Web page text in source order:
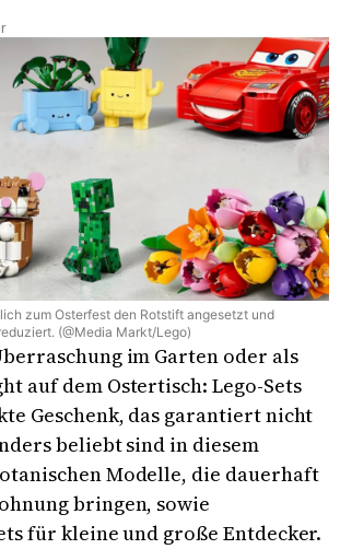
zum Osterfest den Rotstift angesetzt und
(@Media Markt/Lego)
im Garten oder als
auf dem Ostertisch: Lego-Sets
Geschenk, das garantiert nicht
beliebt sind in diesem
Modelle, die dauerhaft
bringen, sowie
für kleine und große Entdecker.